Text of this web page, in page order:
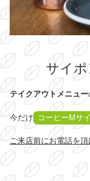
サイポ
テイクアウトメニュー
今だけ コーヒーMサ
ご来店前にお電話を